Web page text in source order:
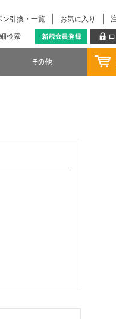
お気に入り
ン引換・一覧
検索